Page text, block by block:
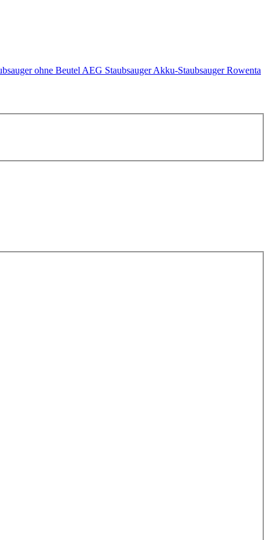
ohne Beutel AEG StaubsaugerAkku-StaubsaugerRowenta